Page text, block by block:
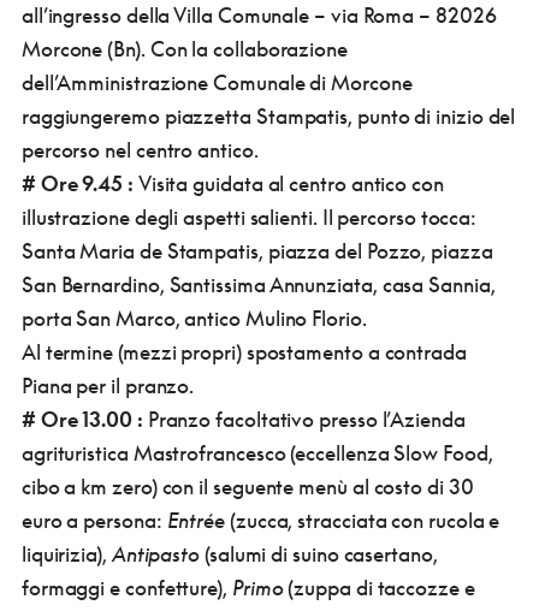
all’ingresso della Villa Comunale – via Roma – 82026
Morcone (Bn). Con la collaborazione
dell’Amministrazione Comunale di Morcone
raggiungeremo piazzetta Stampatis, punto di inizio del
percorso nel centro antico.
# Ore 9.45 : Visita guidata al centro antico con
illustrazione degli aspetti salienti. Il percorso tocca:
Santa Maria de Stampatis, piazza del Pozzo, piazza
San Bernardino, Santissima Annunziata, casa Sannia,
porta San Marco, antico Mulino Florio.
Al termine (mezzi propri) spostamento a contrada
Piana per il pranzo.
# Ore 13.00 : Pranzo facoltativo presso l’Azienda
agrituristica Mastrofrancesco (eccellenza Slow Food,
cibo a km zero) con il seguente menù al costo di 30
euro a persona: Entrée(zucca, stracciata con rucola e
liquirizia), Antipasto(salumi di suino casertano,
formaggi e confetture), Primo(zuppa di taccozze e